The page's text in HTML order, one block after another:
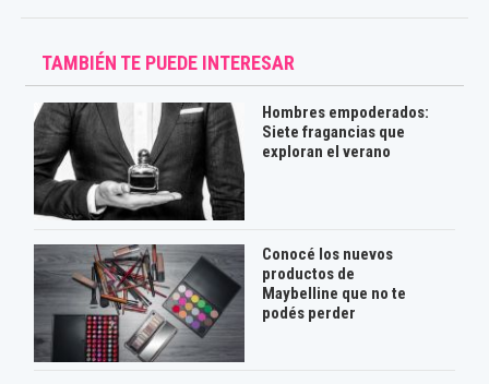
TAMBIÉN TE PUEDE INTERESAR
Hombres empoderados:
Siete fragancias que
exploran el verano
Conocé los nuevos
productos de
Maybelline que no te
podés perder